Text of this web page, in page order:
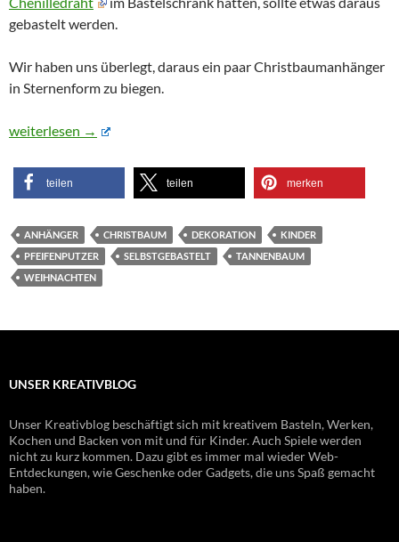
gebastelt werden.
Wir haben uns überlegt, daraus ein paar Christbaumanhänger
in Sternenform zu biegen.
Christbaumschmuck zu Weihnachten aus Pfeifenputzern –
weiterlesen →
teilen teilen merken
ANHÄNGER CHRISTBAUM DEKORATION
KINDER
PFEIFENPUTZER
SELBSTGEBASTELT
TANNENBAUM
WEIHNACHTEN
UNSER KREATIVBLOG
Unser Kreativblog beschäftigt sich mit kreativem Basteln, Werken,
Kochen und Backen von mit und für Kinder. Auch Spiele werden
nicht zu kurz kommen. Dazu gibt es immer mal wieder Web-
Entdeckungen, wie Geschenke oder Gadgets, die uns Spaß gemacht
haben.